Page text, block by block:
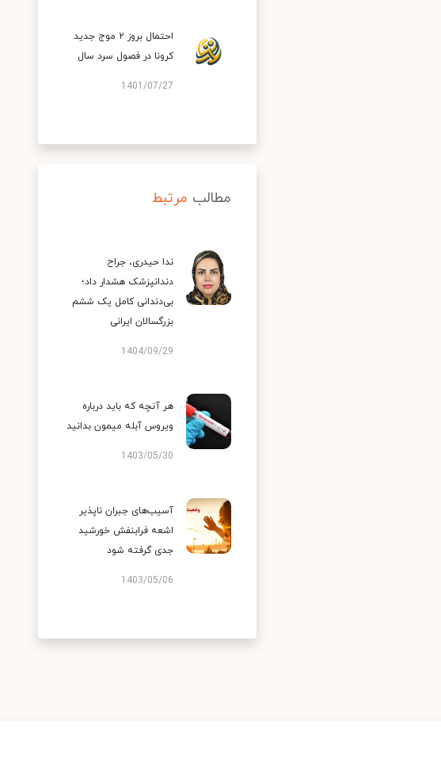
احتمال بروز ۲ موج جدید
کرونا در فصول سرد سال
1401/07/27
مطالب مرتبط
ندا حیدری، جراح
دندانپزشک هشدار داد؛
بی‌دندانی کامل یک ششم
بزرگسالان ایرانی
1404/09/29
هر آنچه که باید درباره
ویروس آبله میمون بدانید
1403/05/30
آسیب‌های جبران ناپذیر
اشعه فرابنفش خورشید
جدی گرفته شود
1403/05/06